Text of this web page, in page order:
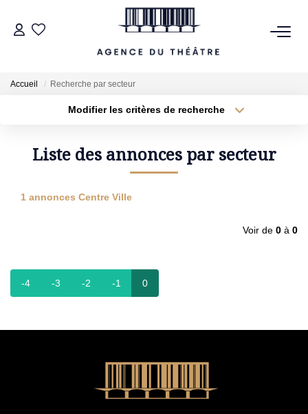
LOCATIONS
ESTIMATION
NOTRE AGENCE
Accueil Recherche par secteur
Modifier les critères de recherche
Type de transaction Localisation
Surface min
Budget max
Liste des annonces par secteur
1 annonces Centre Ville
Voir de 0 à 0
-4 -3 -2 -1 0